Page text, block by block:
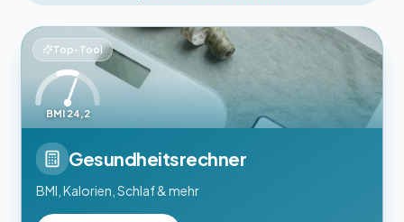
Top-Tool
BMI 24,2
Gesundheitsrechner
BMI, Kalorien, Schlaf & mehr